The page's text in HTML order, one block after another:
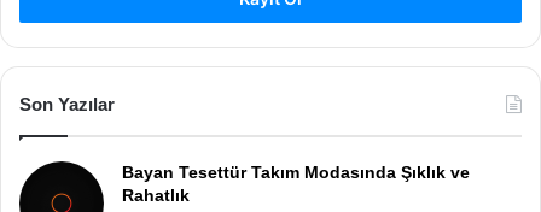
Son Yazılar
Bayan Tesettür Takım Modasında Şıklık ve
Rahatlık